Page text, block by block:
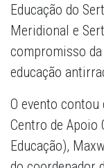
Educação do
Meridional e
compromisso
educação
O evento
Centro de Apoio
Educação),